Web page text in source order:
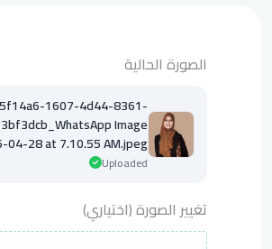
الصورة الحالية
1607-4d44-8361-
Image
04-28 at 7.10.55 AM.jpeg
Uploaded
تغيير الصورة (اختياري)